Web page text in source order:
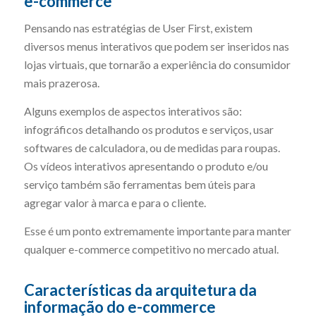
Pensando nas estratégias de User First, existem
diversos menus interativos que podem ser inseridos nas
lojas virtuais, que tornarão a experiência do consumidor
mais prazerosa.
Alguns exemplos de aspectos interativos são:
infográficos detalhando os produtos e serviços, usar
softwares de calculadora, ou de medidas para roupas.
Os vídeos interativos apresentando o produto e/ou
serviço também são ferramentas bem úteis para
agregar valor à marca e para o cliente.
Esse é um ponto extremamente importante para manter
qualquer e-commerce competitivo no mercado atual.
Características da arquitetura da
informação do e-commerce